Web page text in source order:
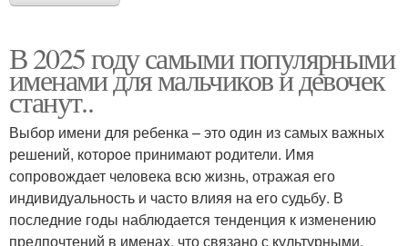
В 2025 году самыми популярными
именами для мальчиков и девочек
станут..
Выбор имени для ребенка – это один из самых важных
решений, которое принимают родители. Имя
сопровождает человека всю жизнь, отражая его
индивидуальность и часто влияя на его судьбу. В
последние годы наблюдается тенденция к изменению
предпочтений в именах, что связано с культурными,